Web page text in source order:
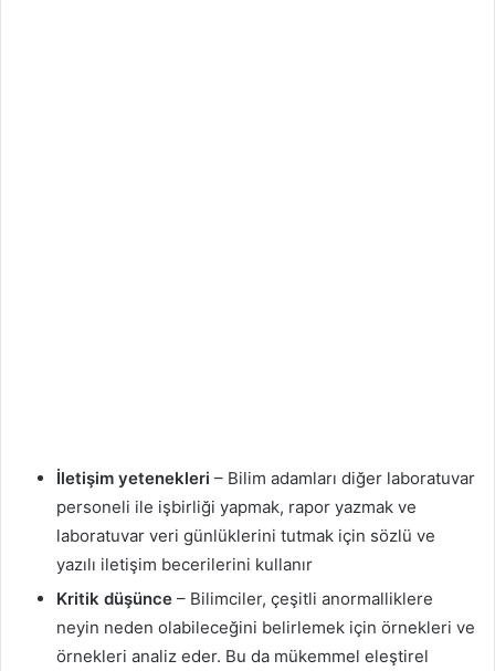
İletişim yetenekleri – Bilim adamları diğer laboratuvar
personeli ile işbirliği yapmak, rapor yazmak ve
laboratuvar veri günlüklerini tutmak için sözlü ve
yazılı iletişim becerilerini kullanır
Kritik düşünce – Bilimciler, çeşitli anormalliklere
neyin neden olabileceğini belirlemek için örnekleri ve
örnekleri analiz eder. Bu da mükemmel eleştirel